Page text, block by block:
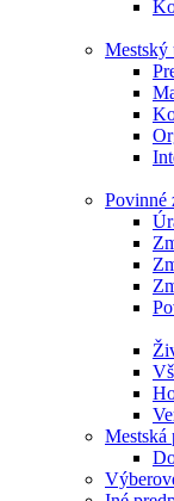
Mestský
Povinné
Mestská